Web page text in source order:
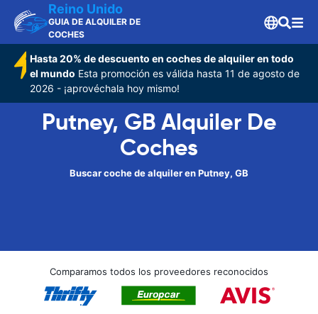
Reino Unido
GUIA DE ALQUILER DE
COCHES
Hasta 20% de descuento en coches de alquiler en todo
el mundo Esta promoción es válida hasta 11 de agosto de
2026 - ¡aprovéchala hoy mismo!
Putney, GB Alquiler De
Coches
Buscar coche de alquiler en Putney, GB
Comparamos todos los proveedores reconocidos